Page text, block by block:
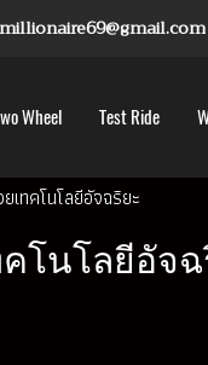
Wheel Test Ride
เทคโนโลยีอัจฉริยะ
โนโลยีอัจฉ